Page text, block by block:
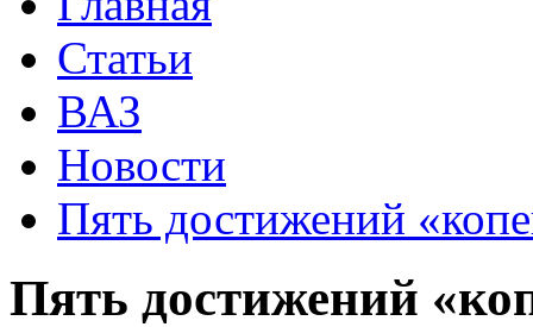
Статьи
ВАЗ
Новости
Пять достижений
Пять достижений